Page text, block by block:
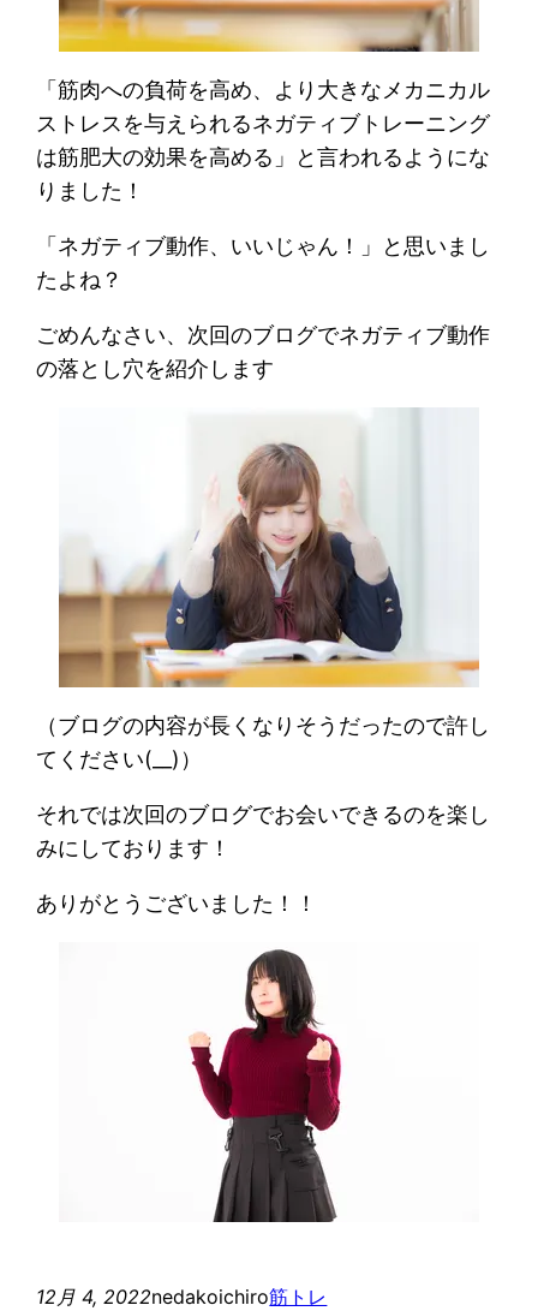
「筋肉への負荷を高め、より大きなメカニカル
ストレスを与えられるネガティブトレーニング
は筋肥大の効果を高める」と言われるようにな
りました！
「ネガティブ動作、いいじゃん！」と思いまし
たよね？
ごめんなさい、次回のブログでネガティブ動作
の落とし穴を紹介します
（ブログの内容が長くなりそうだったので許し
てください(__)）
それでは次回のブログでお会いできるのを楽し
みにしております！
ありがとうございました！！
12月 4, 2022nedakoichiro筋トレ